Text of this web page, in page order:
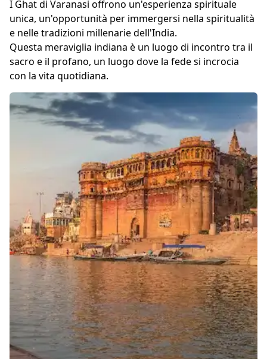
I Ghat di Varanasi offrono un'esperienza spirituale
unica, un'opportunità per immergersi nella spiritualità
e nelle tradizioni millenarie dell'India.
Questa meraviglia indiana è un luogo di incontro tra il
sacro e il profano, un luogo dove la fede si incrocia
con la vita quotidiana.